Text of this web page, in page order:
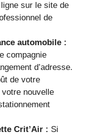
sur le site de
de
automobile :
compagnie
d’adresse.
de votre
nouvelle
Crit’Air : Si